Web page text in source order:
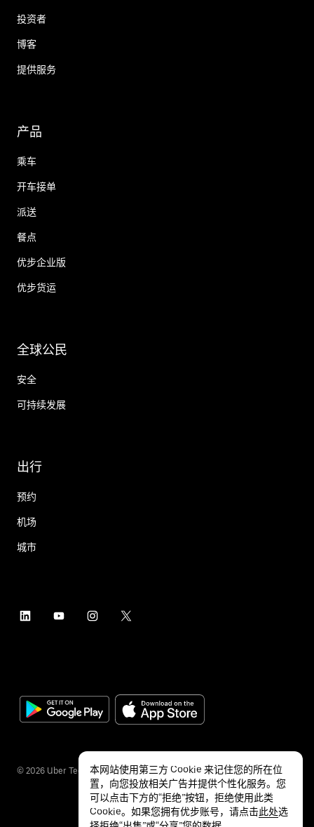
投资者
博客
提供服务
产品
乘车
开车接单
派送
餐点
优步企业版
优步货运
全球公民
安全
可持续发展
出行
预约
机场
城市
© 2026 Uber Technologies Inc.
本网站使用第三方 Cookie 来记住您的所在位
置，向您投放相关广告并提供个性化服务。您
可以点击下方的“拒绝”按钮，拒绝使用此类
Cookie。如果您拥有优步账号，请点击此处选